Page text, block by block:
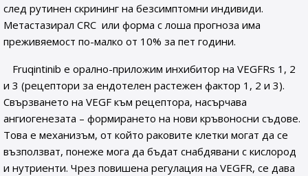
след рутинен скрининг на безсимптомни индивиди.
Метастазирал CRC или форма с лоша прогноза има
преживяемост по-малко от 10% за пет години.
Fruqintinib е орално-приложим инхибитор на VEGFRs 1, 2
и 3 (рецептори за ендотелен растежен фактор 1, 2 и 3).
Свързването на VEGF към рецептора, насърчава
ангиогенезата – формирането на нови кръвоносни съдове.
Това е механизъм, от който раковите клетки могат да се
възползват, понеже мога да бъдат снабдявани с кислород
и нутриенти. Чрез повишена регулация на VEGFR, се дава